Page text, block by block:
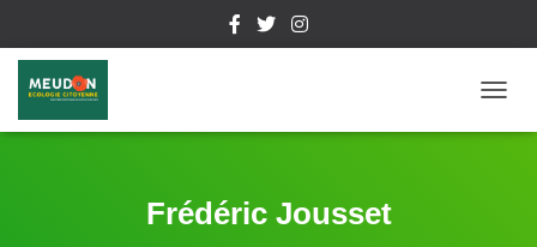
LA
Frédéric Jousset